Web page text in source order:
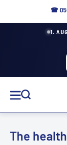
☎
1.
The